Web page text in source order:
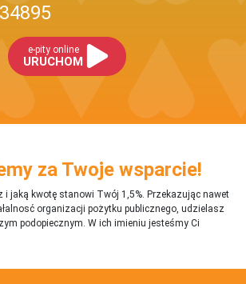
e-pity online
URUCHOM
za Twoje wsparcie!
i jaką kwotę stanowi Twój 1,5%. Przekazując nawet
organizacji pożytku publicznego, udzielasz
podopiecznym. W ich imieniu jesteśmy Ci